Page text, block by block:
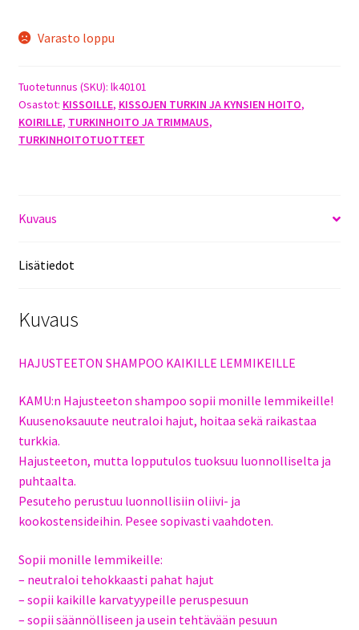
Varasto loppu
Tuotetunnus (SKU): lk40101
Osastot: KISSOILLE, KISSOJEN TURKIN JA KYNSIEN HOITO,
KOIRILLE, TURKINHOITO JA TRIMMAUS,
TURKINHOITOTUOTTEET
Kuvaus
Lisätiedot
Kuvaus
HAJUSTEETON SHAMPOO KAIKILLE LEMMIKEILLE
KAMU:n Hajusteeton shampoo sopii monille lemmikeille!
Kuusenoksauute neutraloi hajut, hoitaa sekä raikastaa
turkkia.
Hajusteeton, mutta lopputulos tuoksuu luonnolliselta ja
puhtaalta.
Pesuteho perustuu luonnollisiin oliivi- ja
kookostensideihin. Pesee sopivasti vaahdoten.
Sopii monille lemmikeille:
– neutraloi tehokkaasti pahat hajut
– sopii kaikille karvatyypeille peruspesuun
– sopii säännölliseen ja usein tehtävään pesuun